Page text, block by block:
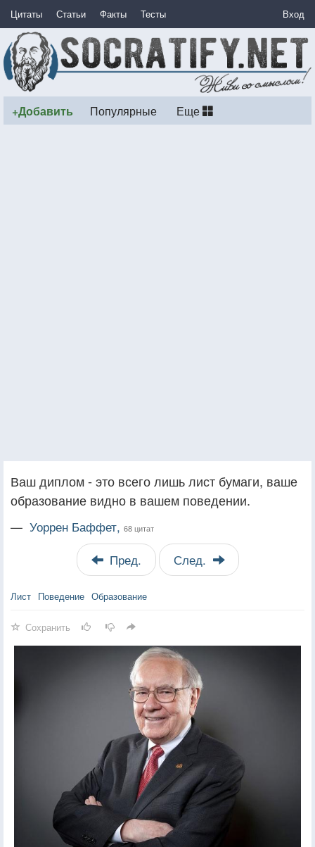
Цитаты Статьи Факты Тесты Вход
+Добавить Популярные Еще
Ваш диплом - это всего лишь лист бумаги, ваше
образование видно в вашем поведении.
— Уоррен Баффет, 68 цитат
Пред. След.
Лист Поведение Образование
Сохранить